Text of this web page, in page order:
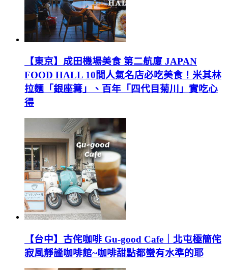
【東京】成田機場美食 第二航廈 JAPAN
FOOD HALL 10間人氣名店必吃美食！米其林
拉麵「銀座篝」、百年「四代目菊川」實吃心
得
【台中】古侘咖啡 Gu-good Cafe｜北屯極簡侘
寂風靜謐咖啡館~咖啡甜點都蠻有水準的耶